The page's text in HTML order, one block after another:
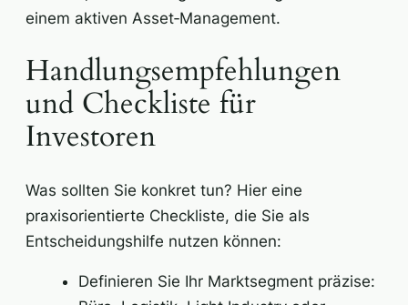
einem aktiven Asset‑Management.
Handlungsempfehlungen
und Checkliste für
Investoren
Was sollten Sie konkret tun? Hier eine
praxisorientierte Checkliste, die Sie als
Entscheidungshilfe nutzen können:
Definieren Sie Ihr Marktsegment präzise: